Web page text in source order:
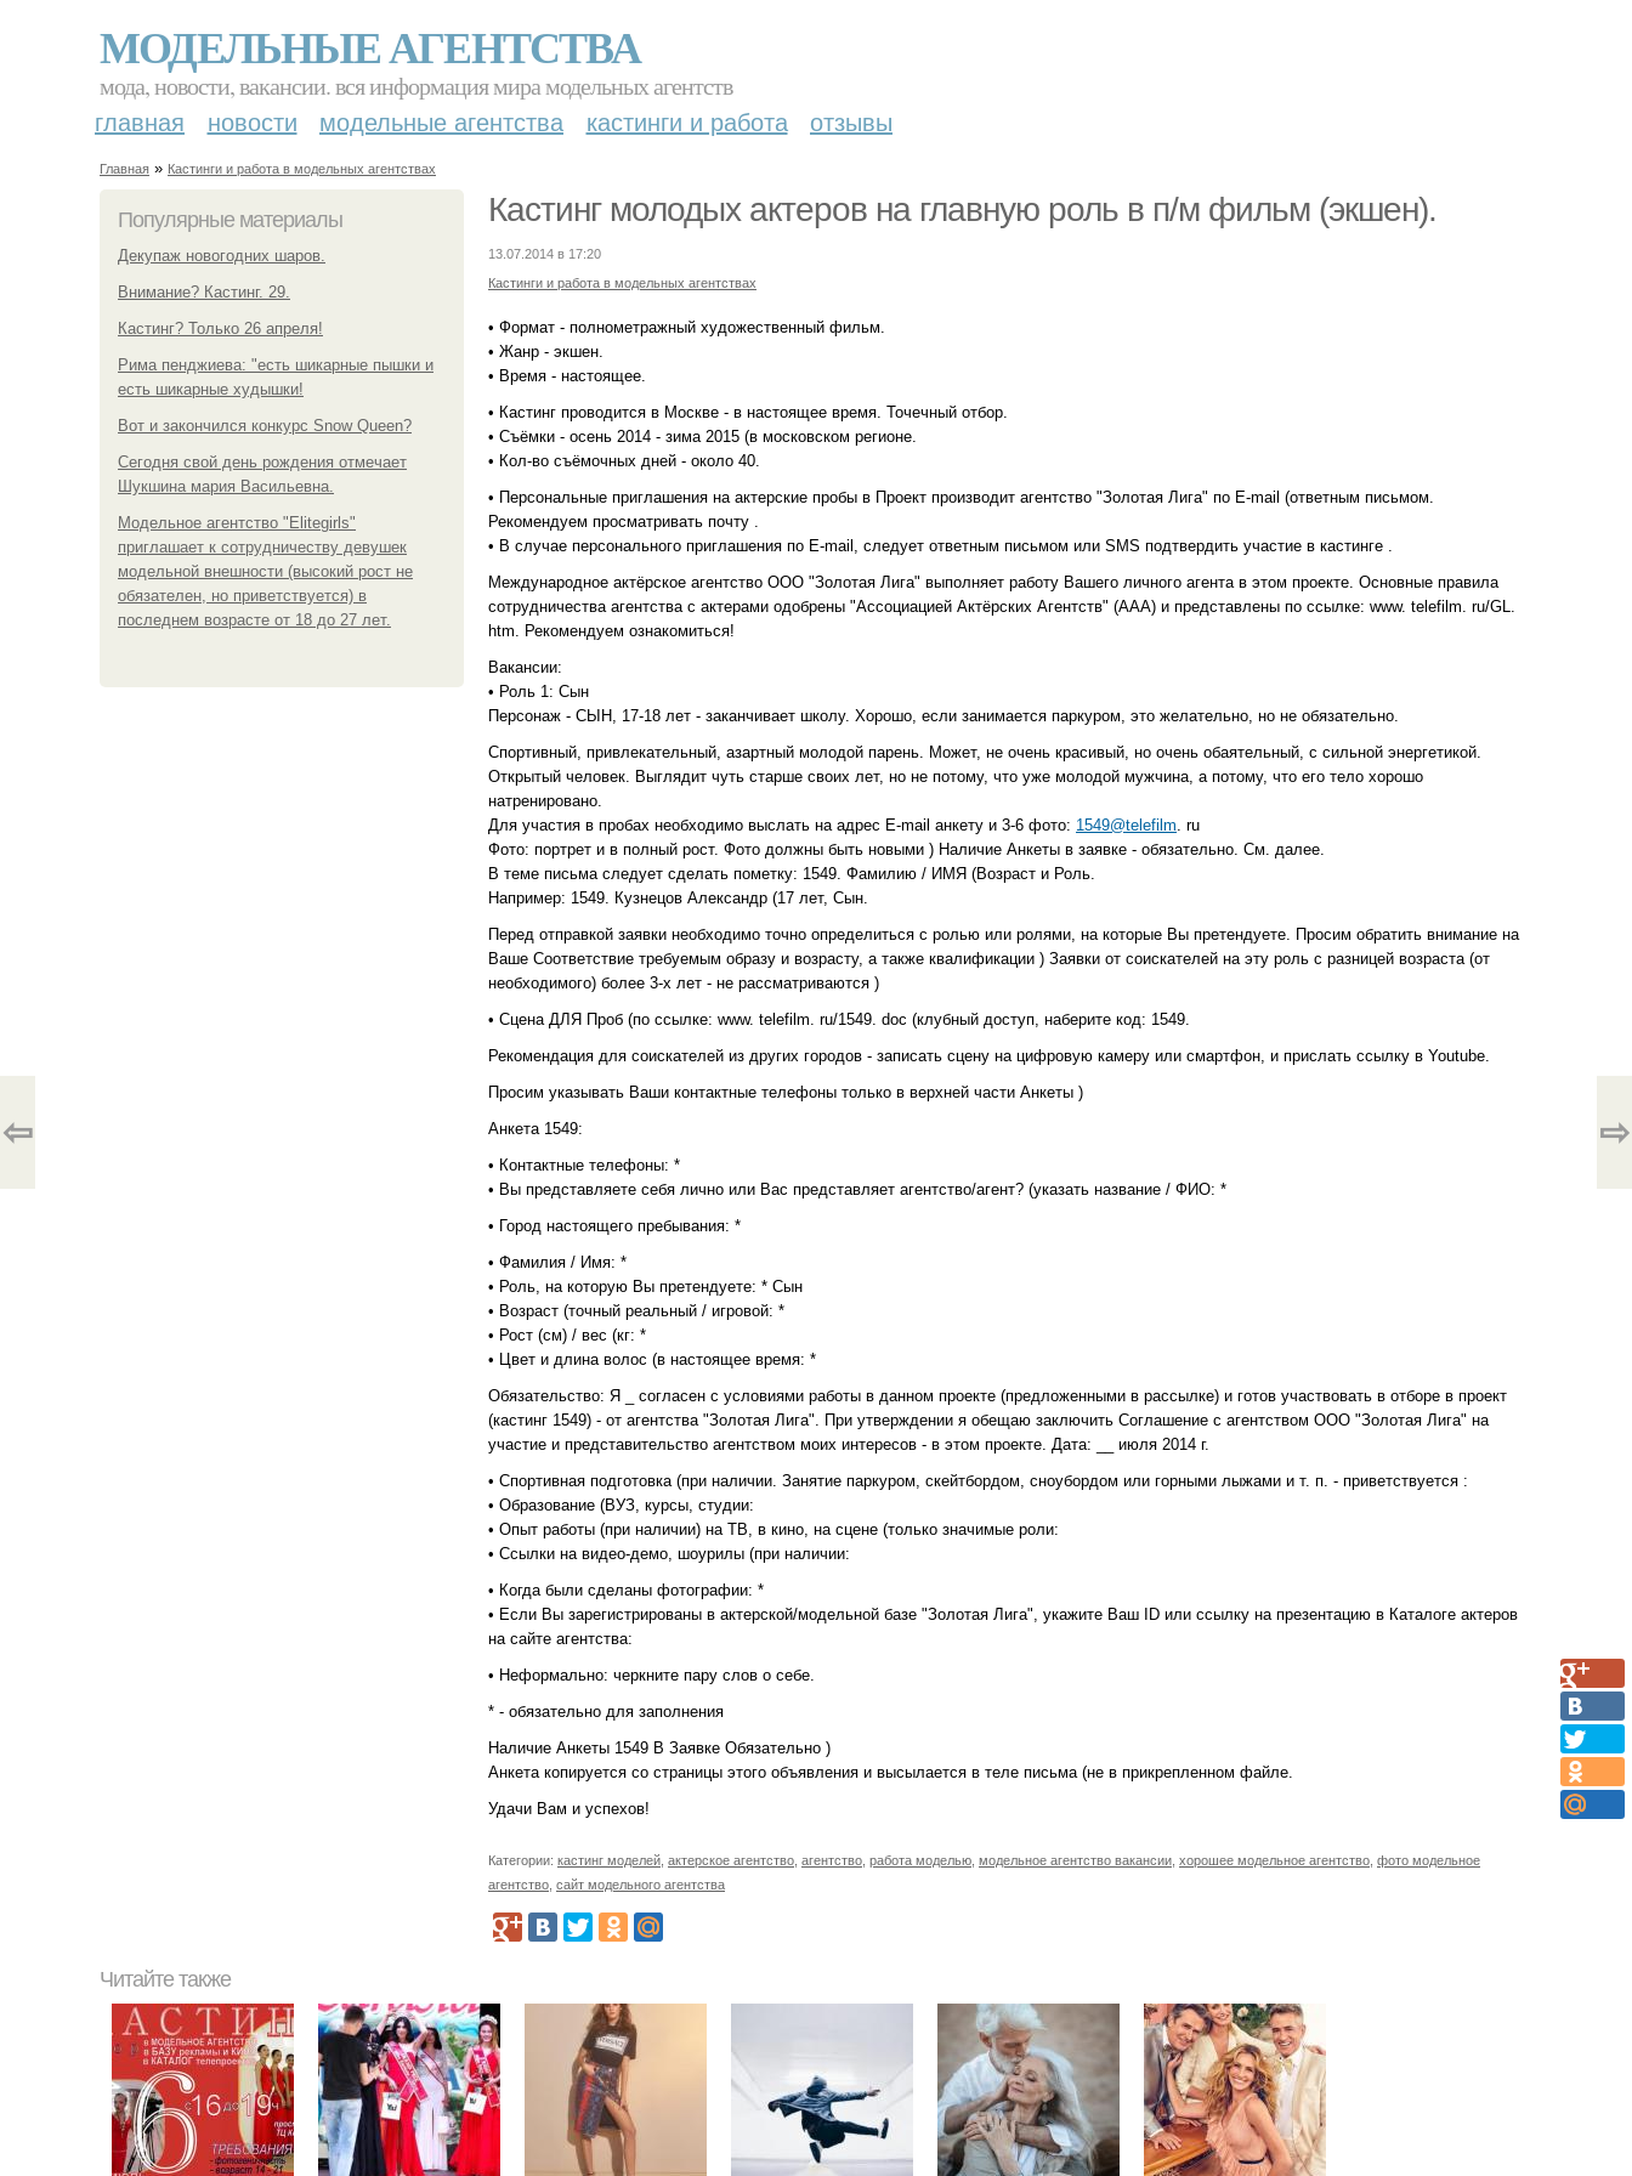
МОДЕЛЬНЫЕ АГЕНТСТВА
мода, новости, вакансии. вся информация мира модельных агентств
главная новости модельные агентства кастинги и работа отзывы
Главная » Кастинги и работа в модельных агентствах
Популярные материалы
Декупаж новогодних шаров.
Внимание? Кастинг. 29.
Кастинг? Только 26 апреля!
Рима пенджиева: "есть шикарные пышки и
есть шикарные худышки!
Вот и закончился конкурс Snow Queen?
Сегодня свой день рождения отмечает
Шукшина мария Васильевна.
Модельное агентство "Elitegirls"
приглашает к сотрудничеству девушек
модельной внешности (высокий рост не
обязателен, но приветствуется) в
последнем возрасте от 18 до 27 лет.
Кастинг молодых актеров на главную роль в п/м фильм (экшен).
13.07.2014 в 17:20
Кастинги и работа в модельных агентствах
• Формат - полнометражный художественный фильм.
• Жанр - экшен.
• Время - настоящее.
• Кастинг проводится в Москве - в настоящее время. Точечный отбор.
• Съёмки - осень 2014 - зима 2015 (в московском регионе.
• Кол-во съёмочных дней - около 40.
• Персональные приглашения на актерские пробы в Проект производит агентство "Золотая Лига" по E-mail (ответным письмом.
Рекомендуем просматривать почту .
• В случае персонального приглашения по E-mail, следует ответным письмом или SMS подтвердить участие в кастинге .
Международное актёрское агентство ООО "Золотая Лига" выполняет работу Вашего личного агента в этом проекте. Основные правила
сотрудничества агентства с актерами одобрены "Ассоциацией Актёрских Агентств" (ААА) и представлены по ссылке: www. telefilm. ru/GL.
htm. Рекомендуем ознакомиться!
Вакансии:
• Роль 1: Сын
Персонаж - СЫН, 17-18 лет - заканчивает школу. Хорошо, если занимается паркуром, это желательно, но не обязательно.
Спортивный, привлекательный, азартный молодой парень. Может, не очень красивый, но очень обаятельный, с сильной энергетикой.
Открытый человек. Выглядит чуть старше своих лет, но не потому, что уже молодой мужчина, а потому, что его тело хорошо
натренировано.
Для участия в пробах необходимо выслать на адрес E-mail анкету и 3-6 фото: 1549@telefilm . ru
Фото: портрет и в полный рост. Фото должны быть новыми ) Наличие Анкеты в заявке - обязательно. См. далее.
В теме письма следует сделать пометку: 1549. Фамилию / ИМЯ (Возраст и Роль.
Например: 1549. Кузнецов Александр (17 лет, Сын.
Перед отправкой заявки необходимо точно определиться с ролью или ролями, на которые Вы претендуете. Просим обратить внимание на
Ваше Соответствие требуемым образу и возрасту, а также квалификации ) Заявки от соискателей на эту роль с разницей возраста (от
необходимого) более 3-х лет - не рассматриваются )
• Сцена ДЛЯ Проб (по ссылке: www. telefilm. ru/1549. doc (клубный доступ, наберите код: 1549.
Рекомендация для соискателей из других городов - записать сцену на цифровую камеру или смартфон, и прислать ссылку в Youtube.
Просим указывать Ваши контактные телефоны только в верхней части Анкеты )
Анкета 1549:
• Контактные телефоны: *
• Вы представляете себя лично или Вас представляет агентство/агент? (указать название / ФИО: *
• Город настоящего пребывания: *
• Фамилия / Имя: *
• Роль, на которую Вы претендуете: * Сын
• Возраст (точный реальный / игровой: *
• Рост (см) / вес (кг: *
• Цвет и длина волос (в настоящее время: *
Обязательство: Я _ согласен с условиями работы в данном проекте (предложенными в рассылке) и готов участвовать в отборе в проект
(кастинг 1549) - от агентства "Золотая Лига". При утверждении я обещаю заключить Соглашение с агентством ООО "Золотая Лига" на
участие и представительство агентством моих интересов - в этом проекте. Дата: __ июля 2014 г.
• Спортивная подготовка (при наличии. Занятие паркуром, скейтбордом, сноубордом или горными лыжами и т. п. - приветствуется :
• Образование (ВУЗ, курсы, студии:
• Опыт работы (при наличии) на ТВ, в кино, на сцене (только значимые роли:
• Ссылки на видео-демо, шоурилы (при наличии:
• Когда были сделаны фотографии: *
• Если Вы зарегистрированы в актерской/модельной базе "Золотая Лига", укажите Ваш ID или ссылку на презентацию в Каталоге актеров
на сайте агентства:
• Неформально: черкните пару слов о себе.
* - обязательно для заполнения
Наличие Анкеты 1549 В Заявке Обязательно )
Анкета копируется со страницы этого объявления и высылается в теле письма (не в прикрепленном файле.
Удачи Вам и успехов!
Категории: кастинг моделей актерское агентство агентство работа моделью модельное агентство вакансии хорошее модельное агентство фото модельное
агентство сайт модельного агентства
⇦ ⇨
Читайте также